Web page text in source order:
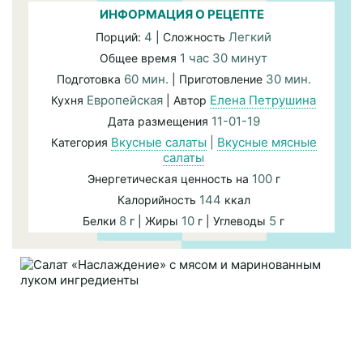
ИНФОРМАЦИЯ О РЕЦЕПТЕ
Порций: 4 | Сложность Легкий
Общее время 1 час 30 минут
Подготовка 60 мин. | Приготовление 30 мин.
Кухня Европейская | Автор Елена Петрушина
Дата размещения 11-01-19
Категория Вкусные салаты
Вкусные мясные
салаты
Энергетическая ценность на 100г
Калорийность 144 ккал
Белки 8 г | Жиры 10 г | Углеводы 5 г